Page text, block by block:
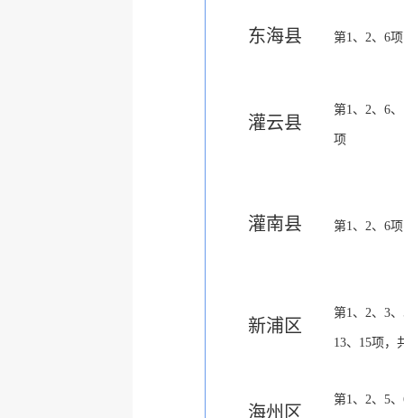
东海县 第1、 2、 6
灌云县
第1、 2、 6、
项
灌南县 第1、 2、 6
新浦区
第1、 2、 3、
13、 15项，
海州区
第1、 2、 5、